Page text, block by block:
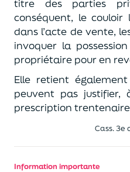
titre des parties
conséquent, le
dans l’acte de vente,
invoquer la
propriétaire pour en
Elle retient
peuvent pas justifier,
prescription
Cass. 3e
Information importante